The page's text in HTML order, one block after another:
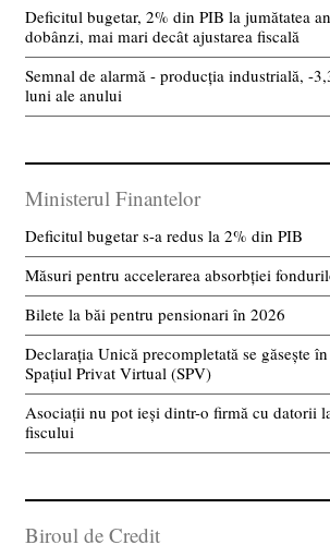
Deficitul bugetar, 2% din PIB la jumătatea
dobânzi, mai mari decât ajustarea fiscală
Semnal de alarmă - producția industrială, -
luni ale anului
Ministerul Finantelor
Deficitul bugetar s-a redus la 2% din PIB
Măsuri pentru accelerarea absorbției
Bilete la băi pentru pensionari în 2026
Declarația Unică precompletată se găsește
Spațiul Privat Virtual (SPV)
Asociații nu pot ieși dintr-o firmă cu datorii
fiscului
Biroul de Credit